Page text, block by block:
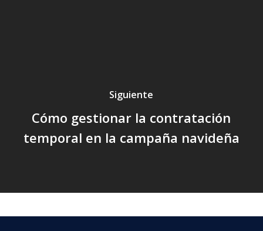
Siguiente
Cómo gestionar la contratación
temporal en la campaña navideña